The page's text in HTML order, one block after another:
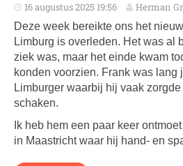
16 augustus 2025 19:56 Herman
Deze week bereikte ons het
Limburg is overleden. Het was al
ziek was, maar het einde kwam
konden voorzien. Frank was lang
Limburger waarbij hij vaak
schaken.
Ik heb hem een paar keer
in Maastricht waar hij hand- en